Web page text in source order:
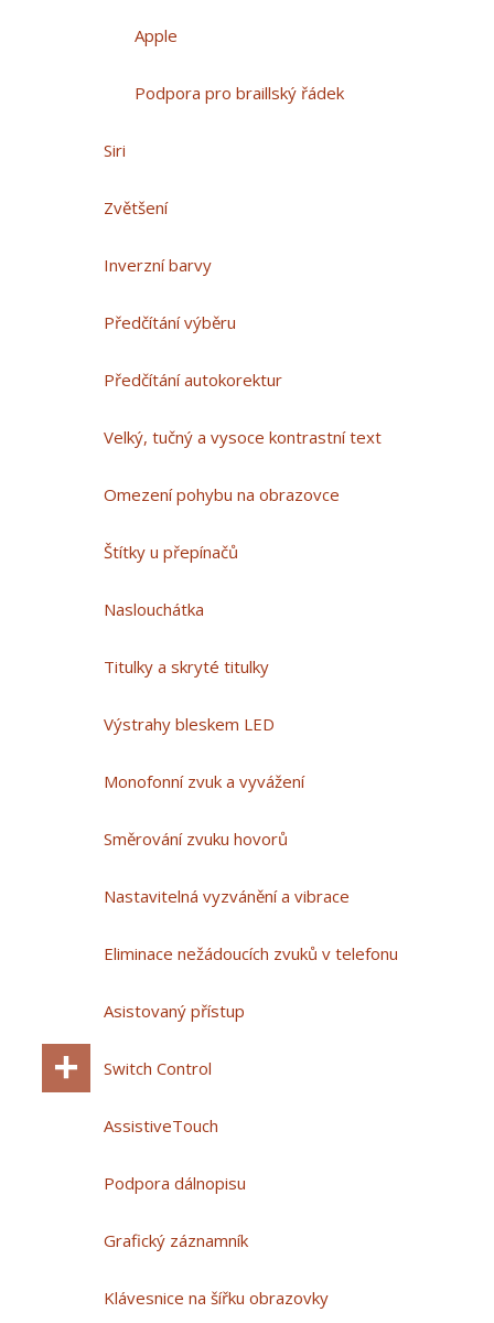
Apple
Podpora pro braillský řádek
Siri
Zvětšení
Inverzní barvy
Předčítání výběru
Předčítání autokorektur
Velký, tučný a vysoce kontrastní text
Omezení pohybu na obrazovce
Štítky u přepínačů
Naslouchátka
Titulky a skryté titulky
Výstrahy bleskem LED
Monofonní zvuk a vyvážení
Směrování zvuku hovorů
Nastavitelná vyzvánění a vibrace
Eliminace nežádoucích zvuků v telefonu
Asistovaný přístup
Switch Control
AssistiveTouch
Podpora dálnopisu
Grafický záznamník
Klávesnice na šířku obrazovky